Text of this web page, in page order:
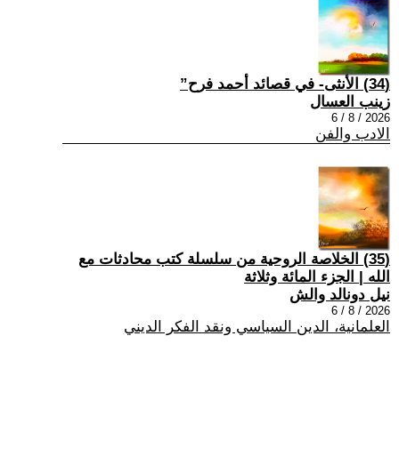
(34) الأنثى- في قصائد أحمد فرح”
زينب العسال
2026 / 8 / 6
الادب والفن
(35) الخلاصة الروحية من سلسلة كتب محادثات مع
الله | الجزء المائة وثلاثة
نيل دونالد والش
2026 / 8 / 6
العلمانية، الدين السياسي ونقد الفكر الديني